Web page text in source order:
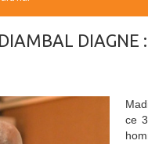
DIAGNE
ce